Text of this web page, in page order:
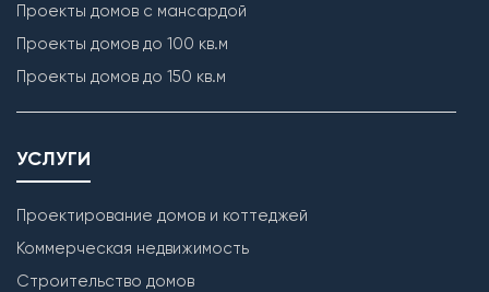
Проекты домов с мансардой
Проекты домов до 100 кв.м
Проекты домов до 150 кв.м
УСЛУГИ
Проектирование домов и коттеджей
Коммерческая недвижимость
Строительство домов